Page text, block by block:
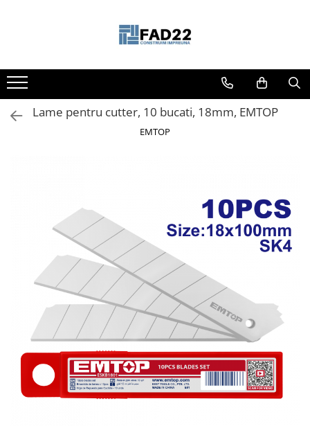
Materiale de constructii
Termoizolatii
Vata minerala
Dusumea
Accesorii pentru cofraje
Materiale prafoase
Adezivi
Gleturi
Ipsos
Mortare
Tencuieli decorative
Lame pentru cutter, 10 bucati, 18mm, EMTOP
EMTOP